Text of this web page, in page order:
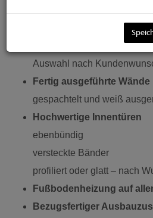
Wand- und Bodenfliesen
Auswahl nach
Fertig ausgeführte Wände
gespachtelt und weiß
Hochwertige Innentüren
ebenbündig
versteckte Bänder
profiliert oder glatt – nach
Fußbodenheizung auf
Bezugsfertiger